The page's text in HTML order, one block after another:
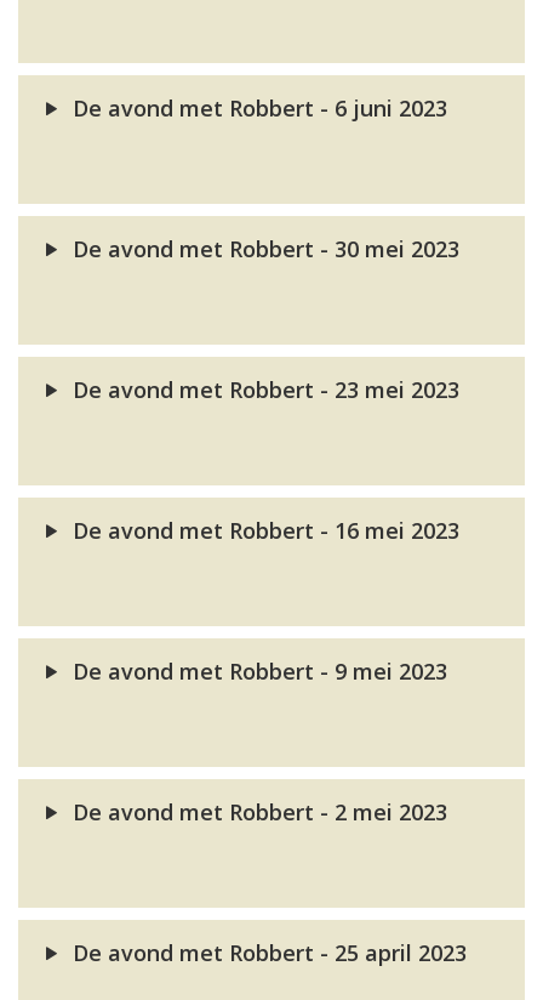
De avond met Robbert - 6 juni 2023
De avond met Robbert - 30 mei 2023
De avond met Robbert - 23 mei 2023
De avond met Robbert - 16 mei 2023
De avond met Robbert - 9 mei 2023
De avond met Robbert - 2 mei 2023
De avond met Robbert - 25 april 2023